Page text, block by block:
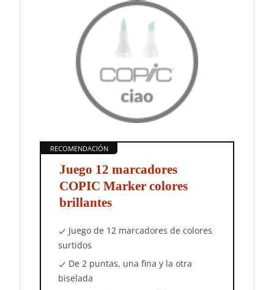
Juego 12 marcadores
COPIC Marker colores
brillantes
Juego de 12 marcadores de colores
surtidos
De 2 puntas, una fina y la otra
biselada